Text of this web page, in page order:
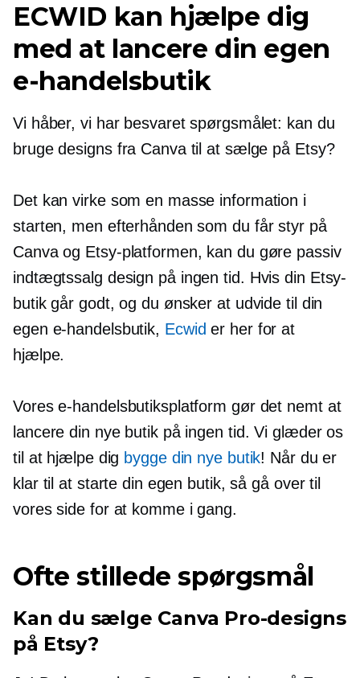
ECWID kan hjælpe dig
med at lancere din egen
e-handelsbutik
Vi håber, vi har besvaret spørgsmålet: kan du
bruge designs fra Canva til at sælge på Etsy?
Det kan virke som en masse information i
starten, men efterhånden som du får styr på
Canva og Etsy-platformen, kan du gøre passiv
indtægtssalg design på ingen tid. Hvis din Etsy-
butik går godt, og du ønsker at udvide til din
egen e-handelsbutik, Ecwid er her for at
hjælpe.
Vores e-handelsbutiksplatform gør det nemt at
lancere din nye butik på ingen tid. Vi glæder os
til at hjælpe dig bygge din nye butik! Når du er
klar til at starte din egen butik, så gå over til
vores side for at komme i gang.
Ofte stillede spørgsmål
Kan du sælge Canva Pro-designs
på Etsy?